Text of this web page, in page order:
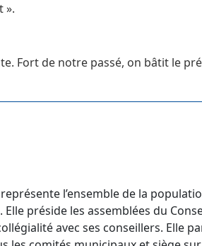
».
Fort de notre passé, on bâtit le
l’ensemble de la
préside les assemblées du
avec ses conseillers. Elle